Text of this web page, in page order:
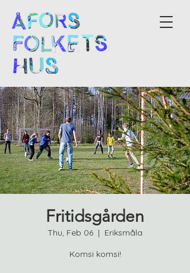
Fritidsgården
Thu, Feb 06
  |
Eriksmåla
Komsi komsi!